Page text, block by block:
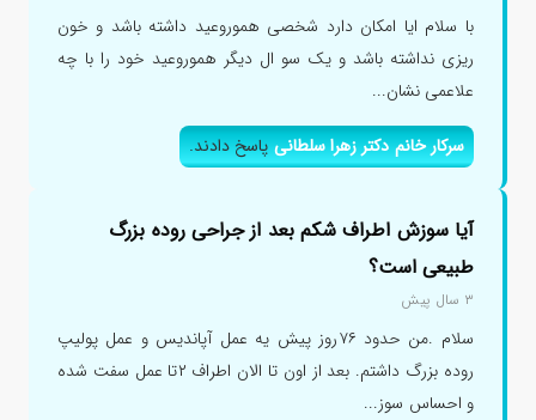
با سلام ایا امکان دارد شخصی هموروعید داشته باشد و خون
ریزی نداشته باشد و یک سو ال دیگر هموروعید خود را با چه
علاعمی نشان...
سرکار خانم دکتر زهرا سلطانیپاسخ دادند.
آیا سوزش اطراف شکم بعد از جراحی روده بزرگ
طبیعی است؟
۳ سال پیش
سلام .من حدود ۷۶روز پیش یه عمل آپاندیس و عمل پولیپ
روده بزرگ داشتم. بعد از اون تا الان اطراف ۲تا عمل سفت شده
و احساس سوز...